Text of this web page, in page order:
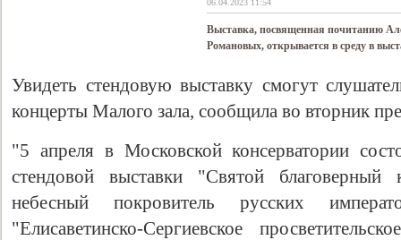
06.04.2023 11:54
Выставка, посвященная почитанию
Романовых, открывается в среду в
Увидеть стендовую выставку смогут
концерты Малого зала, сообщила во вторник
"5 апреля в Московской консерватории
стендовой выставки "Святой
небесный покровитель русских
"Елисаветинско-Сергиевское